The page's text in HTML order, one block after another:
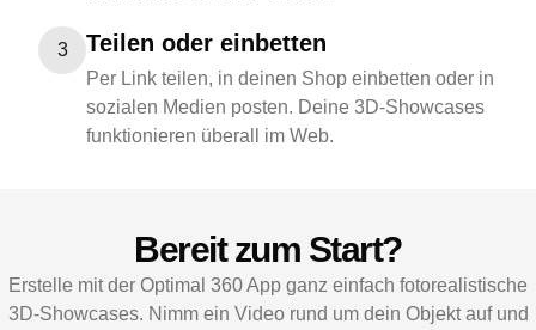
3 Teilen oder einbetten
Per Link teilen, in deinen Shop einbetten oder in
sozialen Medien posten. Deine 3D-Showcases
funktionieren überall im Web.
Bereit zum Start?
Erstelle mit der Optimal 360 App ganz einfach fotorealistische
3D-Showcases. Nimm ein Video rund um dein Objekt auf und